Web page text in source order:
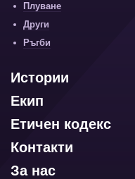
Плуване
Други
Ръгби
Истории
Екип
Етичен кодекс
Контакти
За нас